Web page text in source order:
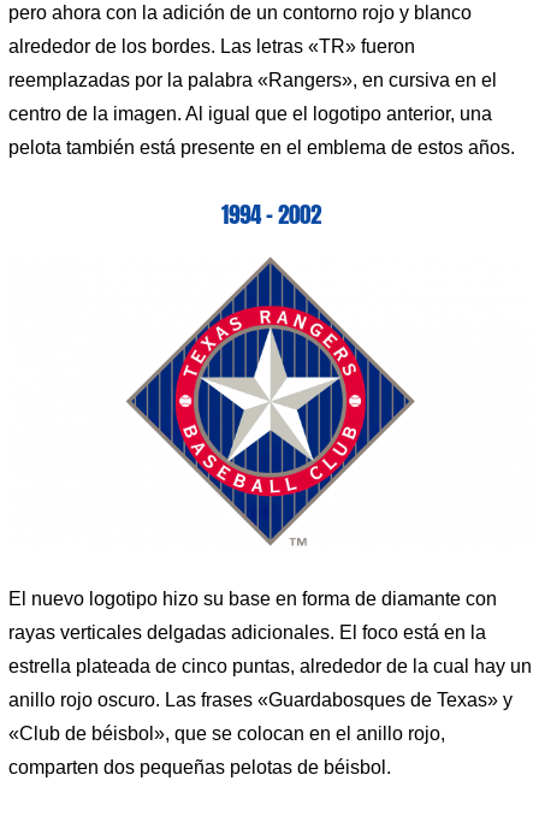
pero ahora con la adición de un contorno rojo y blanco
alrededor de los bordes. Las letras «TR» fueron
reemplazadas por la palabra «Rangers», en cursiva en el
centro de la imagen. Al igual que el logotipo anterior, una
pelota también está presente en el emblema de estos años.
1994 – 2002
El nuevo logotipo hizo su base en forma de diamante con
rayas verticales delgadas adicionales. El foco está en la
estrella plateada de cinco puntas, alrededor de la cual hay un
anillo rojo oscuro. Las frases «Guardabosques de Texas» y
«Club de béisbol», que se colocan en el anillo rojo,
comparten dos pequeñas pelotas de béisbol.